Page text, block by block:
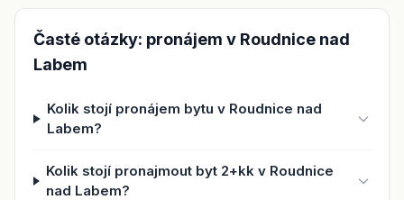
Časté otázky: pronájem v Roudnice nad
Labem
Kolik stojí pronájem bytu v Roudnice nad
Labem?
Kolik stojí pronajmout byt 2+kk v Roudnice
nad Labem?